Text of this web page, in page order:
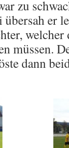
zu
er
müssen.
dann